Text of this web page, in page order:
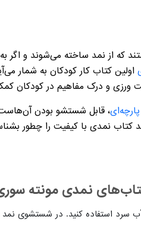
که از نمد ساخته می‌شوند و
اولین کتاب کار کودکان به شمار
ورزی و درک مفاهیم در کودکان
، قابل شستشو بودن
کتاب نمدی با کیفیت را چطور
نمدی مونته
سرد استفاده کنید. در شستشوی